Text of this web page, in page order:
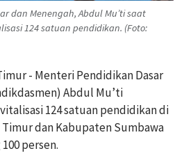
dan Menengah, Abdul Mu’ti saat
124 satuan pendidikan. (Foto:
- Menteri Pendidikan Dasar
Abdul Mu’ti
124 satuan pendidikan di
dan Kabupaten Sumbawa
persen.